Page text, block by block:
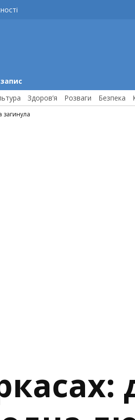
Здоров’я Розваги Безпека
загинула